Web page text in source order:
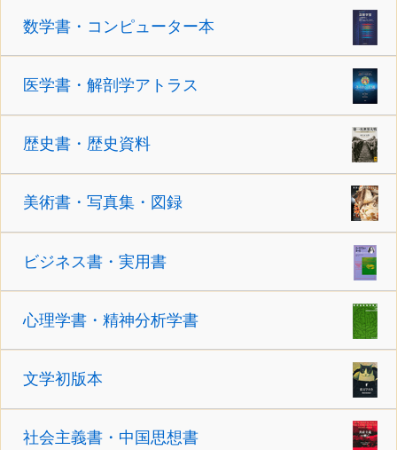
数学書・コンピューター本
医学書・解剖学アトラス
歴史書・歴史資料
美術書・写真集・図録
ビジネス書・実用書
心理学書・精神分析学書
文学初版本
社会主義書・中国思想書